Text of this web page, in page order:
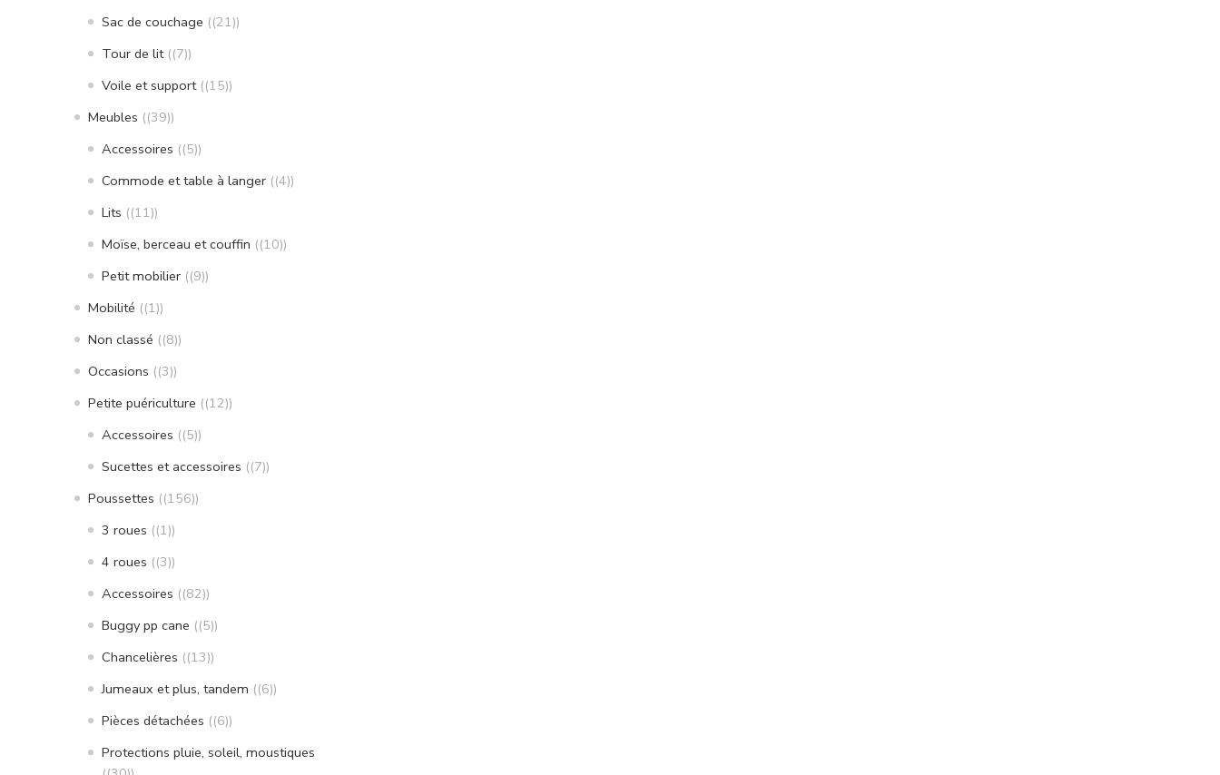
Sac de couchage (21)
Tour de lit (7)
Voile et support (15)
Meubles (39)
Accessoires (5)
Commode et table à langer (4)
Lits (11)
Moïse, berceau et couffin (10)
Petit mobilier (9)
Mobilité (1)
Non classé (8)
Occasions (3)
Petite puériculture (12)
Accessoires (5)
Sucettes et accessoires (7)
Poussettes (156)
3 roues (1)
4 roues (3)
Accessoires (82)
Buggy pp cane (5)
Chancelières (13)
Jumeaux et plus, tandem (6)
Pièces détachées (6)
Protections pluie, soleil, moustiques